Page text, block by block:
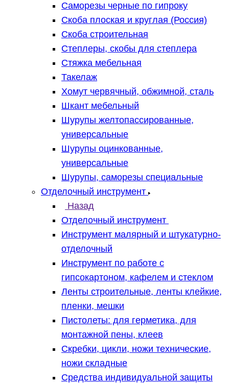
Саморезы черные по гипроку
Скоба плоская и круглая (Россия)
Скоба строительная
Степлеры, скобы для степлера
Стяжка мебельная
Такелаж
Хомут червячный, обжимной, сталь
Шкант мебельный
Шурупы желтопассированные,
универсальные
Шурупы оцинкованные,
универсальные
Шурупы, саморезы специальные
Отделочный инструмент
Назад
Отделочный инструмент
Инструмент малярный и штукатурно-
отделочный
Инструмент по работе с
гипсокартоном, кафелем и стеклом
Ленты строительные, ленты клейкие,
пленки, мешки
Пистолеты: для герметика, для
монтажной пены, клеев
Скребки, цикли, ножи технические,
ножи складные
Средства индивидуальной защиты